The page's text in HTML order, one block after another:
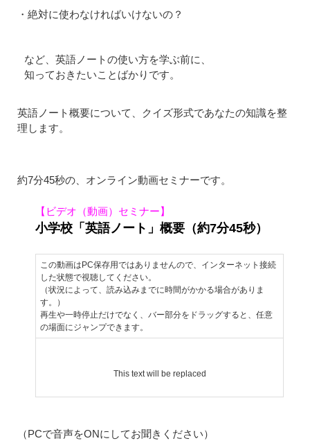
・絶対に使わなければいけないの？
など、英語ノートの使い方を学ぶ前に、
知っておきたいことばかりです。
英語ノート概要について、クイズ形式であなたの知識を整
理します。
約7分45秒の、オンライン動画セミナーです。
【ビデオ（動画）セミナー】
小学校「英語ノート」概要（約7分45秒）
この動画はPC保存用ではありませんので、インターネット接続
した状態で視聴してください。
（状況によって、読み込みまでに時間がかかる場合がありま
す。）
再生や一時停止だけでなく、バー部分をドラッグすると、任意
の場面にジャンプできます。
This text will be replaced
（PCで音声をONにしてお聞きください）